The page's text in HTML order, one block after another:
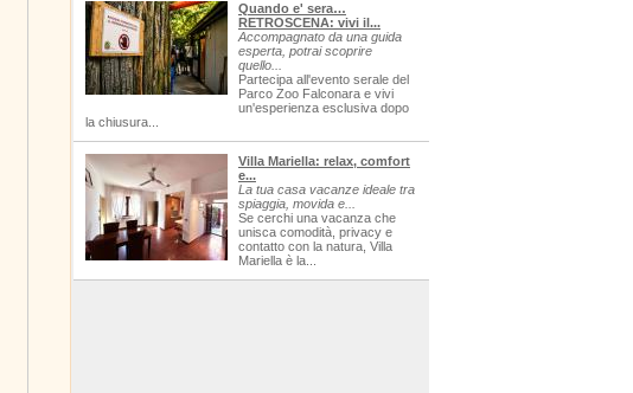
Quando e' sera…
RETROSCENA: vivi il...
Accompagnato da una guida
esperta, potrai scoprire
quello...
Partecipa all'evento serale del
Parco Zoo Falconara e vivi
un'esperienza esclusiva dopo
la chiusura...
Villa Mariella: relax, comfort
e...
La tua casa vacanze ideale tra
spiaggia, movida e...
Se cerchi una vacanza che
unisca comodità, privacy e
contatto con la natura, Villa
Mariella è la...